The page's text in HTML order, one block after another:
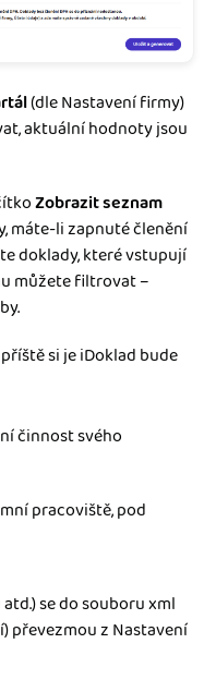
(dle Nastavení firmy)
aktuální hodnoty jsou
Zobrazit seznam
máte-li zapnuté členění
doklady, které vstupují
můžete filtrovat –
si je iDoklad bude
činnost svého
pracoviště, pod
se do souboru xml
převezmou z Nastavení